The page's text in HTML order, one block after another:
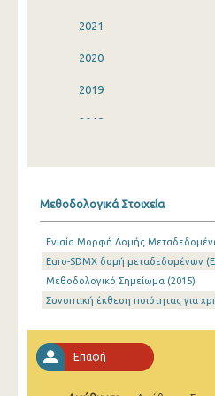
2021
2020
2019
2018
2014
2013
2012
2011
Μεθοδολογικά Στοιχεία
Ενιαία Μορφή Δομής
Euro-SDMX δομή μεταδεδομένων
Μεθοδολογικό Σημείωμα (2015)
Συνοπτική έκθεση ποιότητας για
Επαφή